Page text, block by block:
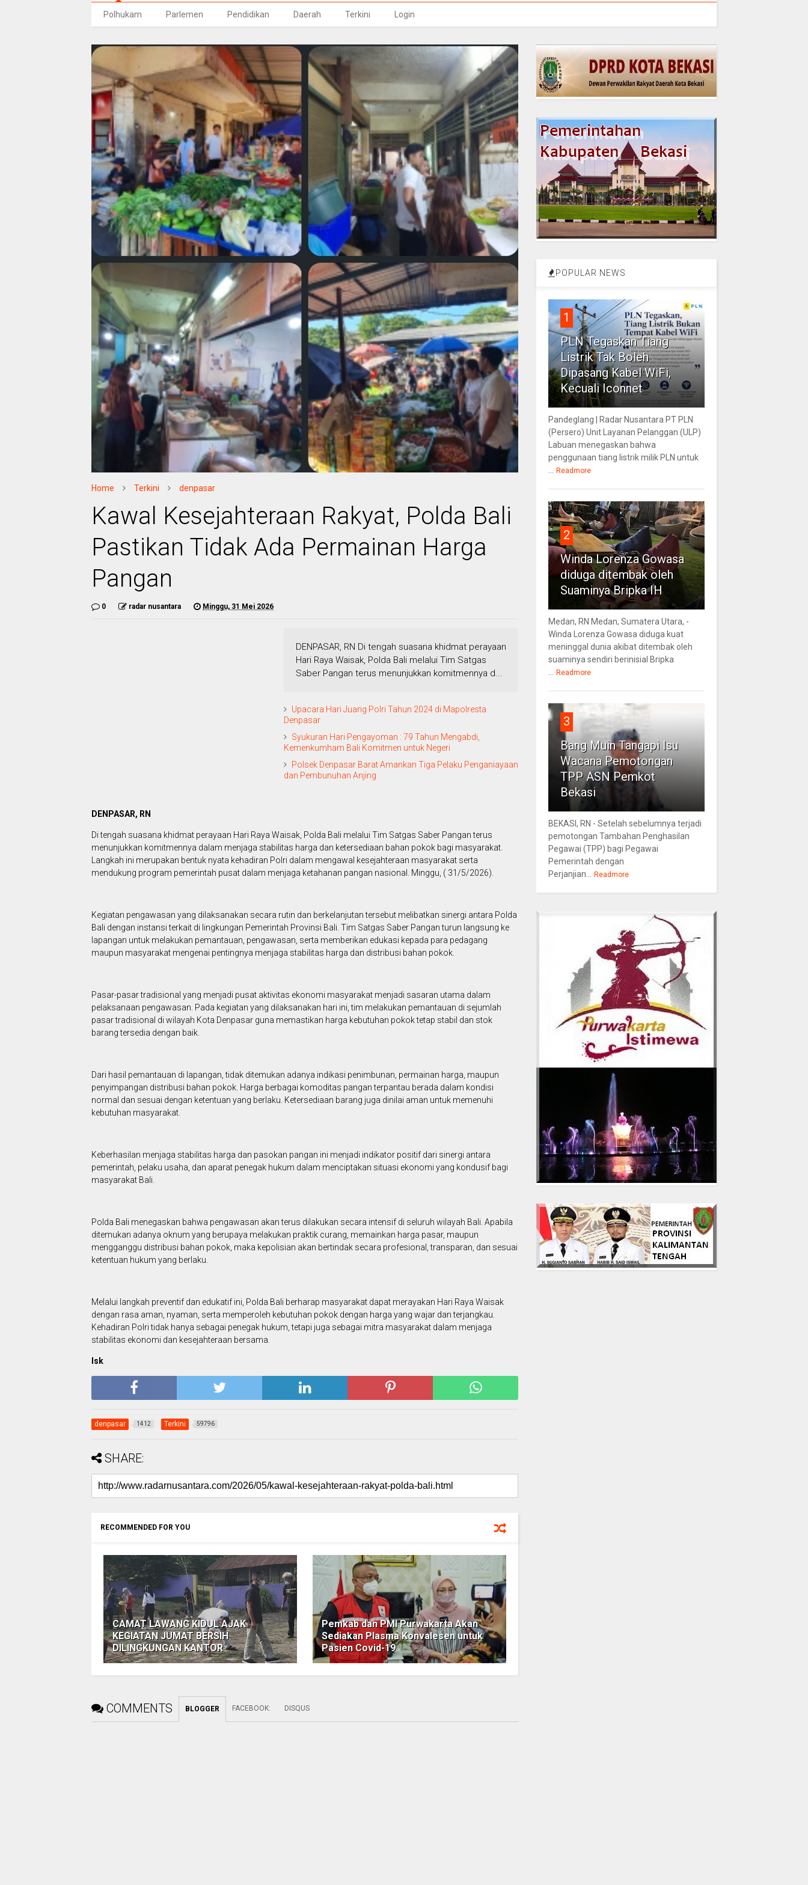
Polhukam Parlemen Pendidikan Daerah Terkini Login
Home Terkini denpasar
Kawal Kesejahteraan Rakyat, Polda Bali
Pastikan Tidak Ada Permainan Harga
Pangan
0 radar nusantara Minggu, 31 Mei 2026
DENPASAR, RN Di tengah suasana khidmat perayaan
Hari Raya Waisak, Polda Bali melalui Tim Satgas
Saber Pangan terus menunjukkan komitmennya d...
Upacara Hari Juang Polri Tahun 2024 di Mapolresta
Denpasar
Syukuran Hari Pengayoman : 79 Tahun Mengabdi,
Kemenkumham Bali Komitmen untuk Negeri
Polsek Denpasar Barat Amankan Tiga Pelaku Penganiayaan
dan Pembunuhan Anjing
DENPASAR, RN
Di tengah suasana khidmat perayaan Hari Raya Waisak, Polda Bali melalui Tim Satgas Saber Pangan terus
menunjukkan komitmennya dalam menjaga stabilitas harga dan ketersediaan bahan pokok bagi masyarakat.
Langkah ini merupakan bentuk nyata kehadiran Polri dalam mengawal kesejahteraan masyarakat serta
mendukung program pemerintah pusat dalam menjaga ketahanan pangan nasional. Minggu, ( 31/5/2026).
Kegiatan pengawasan yang dilaksanakan secara rutin dan berkelanjutan tersebut melibatkan sinergi antara Polda
Bali dengan instansi terkait di lingkungan Pemerintah Provinsi Bali. Tim Satgas Saber Pangan turun langsung ke
lapangan untuk melakukan pemantauan, pengawasan, serta memberikan edukasi kepada para pedagang
maupun masyarakat mengenai pentingnya menjaga stabilitas harga dan distribusi bahan pokok.
Pasar-pasar tradisional yang menjadi pusat aktivitas ekonomi masyarakat menjadi sasaran utama dalam
pelaksanaan pengawasan. Pada kegiatan yang dilaksanakan hari ini, tim melakukan pemantauan di sejumlah
pasar tradisional di wilayah Kota Denpasar guna memastikan harga kebutuhan pokok tetap stabil dan stok
barang tersedia dengan baik.
Dari hasil pemantauan di lapangan, tidak ditemukan adanya indikasi penimbunan, permainan harga, maupun
penyimpangan distribusi bahan pokok. Harga berbagai komoditas pangan terpantau berada dalam kondisi
normal dan sesuai dengan ketentuan yang berlaku. Ketersediaan barang juga dinilai aman untuk memenuhi
kebutuhan masyarakat.
Keberhasilan menjaga stabilitas harga dan pasokan pangan ini menjadi indikator positif dari sinergi antara
pemerintah, pelaku usaha, dan aparat penegak hukum dalam menciptakan situasi ekonomi yang kondusif bagi
masyarakat Bali.
Polda Bali menegaskan bahwa pengawasan akan terus dilakukan secara intensif di seluruh wilayah Bali. Apabila
ditemukan adanya oknum yang berupaya melakukan praktik curang, memainkan harga pasar, maupun
mengganggu distribusi bahan pokok, maka kepolisian akan bertindak secara profesional, transparan, dan sesuai
ketentuan hukum yang berlaku.
Melalui langkah preventif dan edukatif ini, Polda Bali berharap masyarakat dapat merayakan Hari Raya Waisak
dengan rasa aman, nyaman, serta memperoleh kebutuhan pokok dengan harga yang wajar dan terjangkau.
Kehadiran Polri tidak hanya sebagai penegak hukum, tetapi juga sebagai mitra masyarakat dalam menjaga
stabilitas ekonomi dan kesejahteraan bersama.
Isk
denpasar 1412 Terkini 59796
SHARE:
RECOMMENDED FOR YOU
CAMAT LAWANG KIDUL AJAK
KEGIATAN JUMAT BERSIH
DILINGKUNGAN KANTOR
Pemkab dan PMI Purwakarta Akan
Sediakan Plasma Konvalesen untuk
Pasien Covid-19
COMMENTS BLOGGER FACEBOOK: DISQUS
POPULAR NEWS
1
PLN Tegaskan Tiang
Listrik Tak Boleh
Dipasang Kabel WiFi,
Kecuali Iconnet
Pandeglang | Radar Nusantara PT PLN
(Persero) Unit Layanan Pelanggan (ULP)
Labuan menegaskan bahwa
penggunaan tiang listrik milik PLN untuk
Readmore
2
Winda Lorenza Gowasa
diduga ditembak oleh
Suaminya Bripka IH
Medan, RN Medan, Sumatera Utara, -
Winda Lorenza Gowasa diduga kuat
meninggal dunia akibat ditembak oleh
suaminya sendiri berinisial Bripka
Readmore
3
Bang Muin Tangapi Isu
Wacana Pemotongan
TPP ASN Pemkot
Bekasi
BEKASI, RN - Setelah sebelumnya terjadi
pemotongan Tambahan Penghasilan
Pegawai (TPP) bagi Pegawai
Pemerintah dengan
Perjanjian...
Readmore